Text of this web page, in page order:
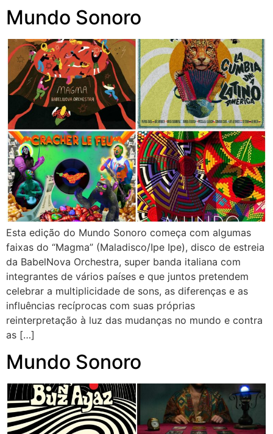
Mundo Sonoro
Esta edição do Mundo Sonoro começa com algumas
faixas do “Magma” (Maladisco/Ipe Ipe), disco de estreia
da BabelNova Orchestra, super banda italiana com
integrantes de vários países e que juntos pretendem
celebrar a multiplicidade de sons, as diferenças e as
influências recíprocas com suas próprias
reinterpretação à luz das mudanças no mundo e contra
as […]
Mundo Sonoro